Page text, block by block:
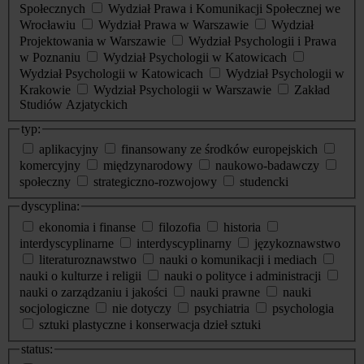
Społecznych
Wydział Prawa i Komunikacji Społecznej we
Wrocławiu
Wydział Prawa w Warszawie
Wydział
Projektowania w Warszawie
Wydział Psychologii i Prawa
w Poznaniu
Wydział Psychologii w Katowicach
Wydział Psychologii w Katowicach
Wydział Psychologii w
Krakowie
Wydział Psychologii w Warszawie
Zakład
Studiów Azjatyckich
typ:
aplikacyjny
finansowany ze środków europejskich
komercyjny
międzynarodowy
naukowo-badawczy
społeczny
strategiczno-rozwojowy
studencki
dyscyplina:
ekonomia i finanse
filozofia
historia
interdyscyplinarne
interdyscyplinarny
językoznawstwo
literaturoznawstwo
nauki o komunikacji i mediach
nauki o kulturze i religii
nauki o polityce i administracji
nauki o zarządzaniu i jakości
nauki prawne
nauki
socjologiczne
nie dotyczy psychiatria
psychologia
sztuki plastyczne i konserwacja dzieł sztuki
status: